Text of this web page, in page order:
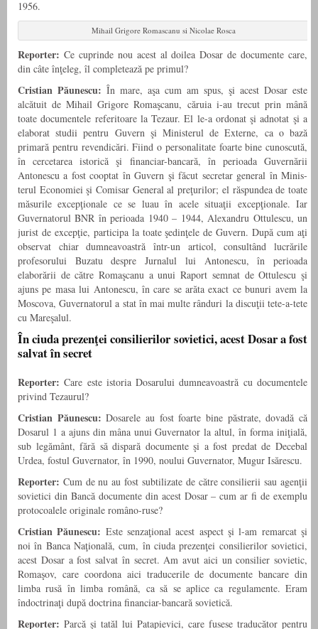
1956.
Mihail Grigore Romascanu si Nicolae Rosca
Reporter: Ce cuprinde nou acest al doilea Dosar de documente care,
din câte înţeleg, îl completează pe primul?
Cristian Păunescu: În mare, aşa cum am spus, şi acest Dosar este
alcătuit de Mihail Grigore Romaşcanu, căruia i-au trecut prin mână
toate documentele referitoare la Tezaur. El le-a ordonat şi adnotat şi a
elaborat studii pentru Guvern şi Ministerul de Externe, ca o bază
primară pentru revendicări. Fiind o personalitate foarte bine cunoscută,
în cercetarea istorică şi financiar-bancară, în perioada Guvernării
Antonescu a fost cooptat în Guvern şi făcut secretar general în Minis­
terul Economiei şi Comisar General al preţurilor; el răspundea de toate
măsurile excepţionale ce se luau în acele situaţii excepţionale. Iar
Guvernatorul BNR în perioada 1940 – 1944, Alexandru Ottulescu, un
jurist de excepţie, participa la toate şedinţele de Guvern. După cum aţi
observat chiar dumneavoastră într-un articol, consultând lucrările
profesorului Buzatu despre Jurnalul lui Antonescu, în perioada
elaborării de către Romaşcanu a unui Raport semnat de Ottulescu şi
ajuns pe masa lui Antonescu, în care se arăta exact ce bunuri avem la
Moscova, Guvernatorul a stat în mai multe rânduri la discuţii tete-a-tete
cu Mareşalul.
În ciuda prezenţei consilierilor sovietici, acest Dosar a fost
salvat în secret
Reporter: Care este istoria Dosarului dumneavoastră cu documentele
privind Tezaurul?
Cristian Păunescu: Dosarele au fost foarte bine păstrate, dovadă că
Dosarul 1 a ajuns din mâna unui Guvernator la altul, în forma iniţială,
sub legământ, fără să dispară documente şi a fost predat de Decebal
Urdea, fostul Guvernator, în 1990, noului Guvernator, Mugur Isărescu.
Reporter: Cum de nu au fost subtilizate de către consilierii sau agenţii
sovietici din Bancă documente din acest Dosar – cum ar fi de exemplu
protocoalele originale româno-ruse?
Cristian Păunescu: Este senzaţional acest aspect şi l-am remarcat şi
noi în Banca Naţională, cum, în ciuda prezenţei consilierilor sovietici,
acest Dosar a fost salvat în secret. Am avut aici un consilier sovietic,
Romaşov, care coordona aici traducerile de documente bancare din
limba rusă în limba română, ca să se aplice ca regulamente. Eram
îndoctrinaţi după doctrina financiar-bancară sovietică.
Reporter: Parcă şi tatăl lui Patapievici, care fusese traducător pentru